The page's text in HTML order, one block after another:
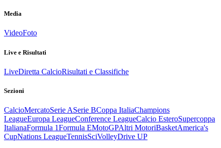
Media
VideoFoto
Live e Risultati
LiveDiretta CalcioRisultati e Classifiche
Sezioni
CalcioMercatoSerie ASerie BCoppa ItaliaChampions
LeagueEuropa LeagueConference LeagueCalcio EsteroSupercoppa
ItalianaFormula 1Formula EMotoGPAltri MotoriBasketAmerica's
CupNations LeagueTennisSciVolleyDrive UP